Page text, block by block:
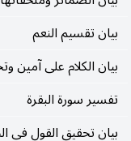
بيان تقسيم النعم
بيان الكلام على
تفسير سورة البقرة
بيان تحقيق القول في